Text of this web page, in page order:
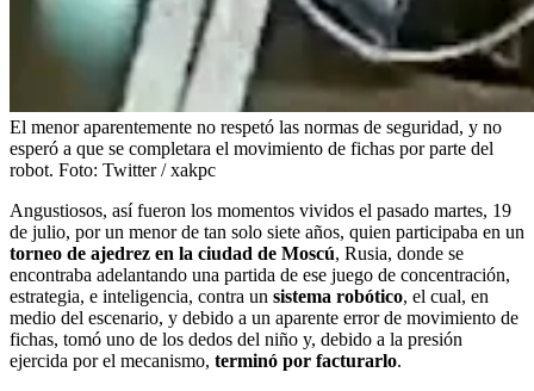
El menor aparentemente no respetó las normas de seguridad, y no
esperó a que se completara el movimiento de fichas por parte del
robot. Foto: Twitter / xakpc
Angustiosos, así fueron los momentos vividos el pasado martes, 19
de julio, por un menor de tan solo siete años, quien participaba en un
torneo de ajedrez en la ciudad de Moscú, Rusia, donde se
encontraba adelantando una partida de ese juego de concentración,
estrategia, e inteligencia, contra un sistema robótico, el cual, en
medio del escenario, y debido a un aparente error de movimiento de
fichas, tomó uno de los dedos del niño y, debido a la presión
ejercida por el mecanismo, terminó por facturarlo.